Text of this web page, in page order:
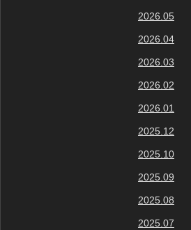
2026.05
2026.04
2026.03
2026.02
2026.01
2025.12
2025.10
2025.09
2025.08
2025.07